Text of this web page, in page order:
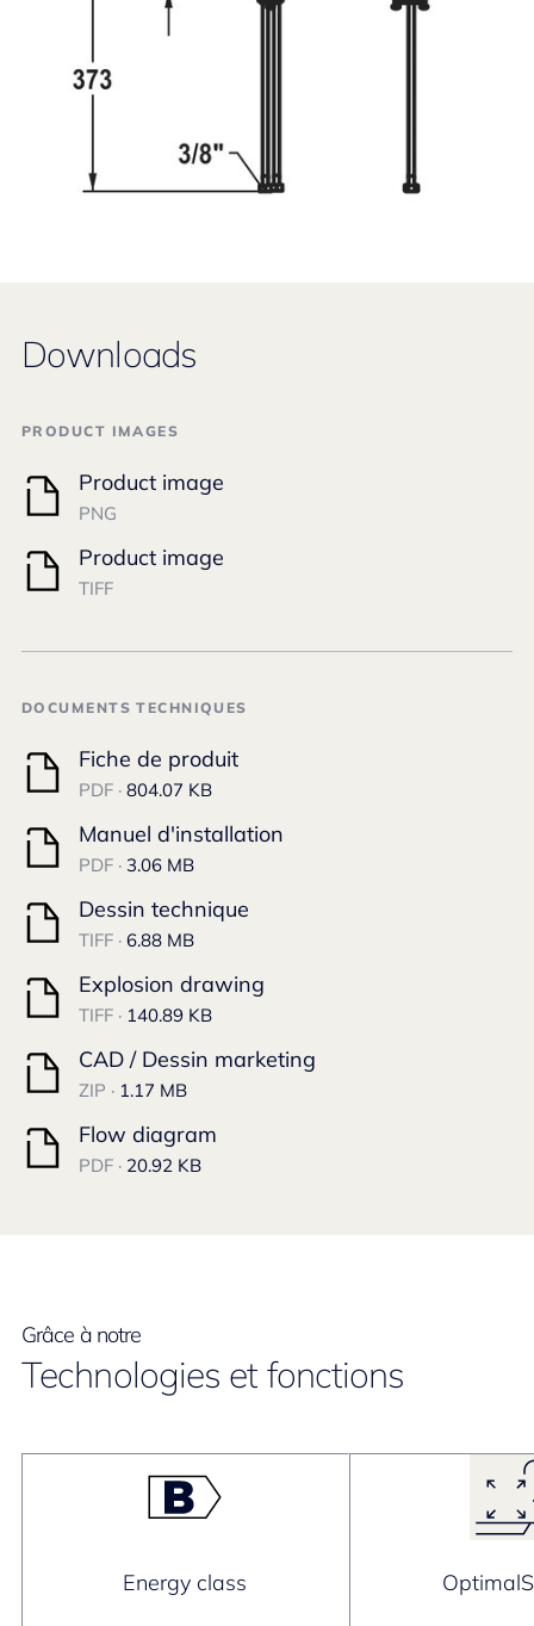
Downloads
PRODUCT IMAGES
Product image
PNG
Product image
TIFF
DOCUMENTS TECHNIQUES
Fiche de produit
PDF · 804.07 KB
Manuel d'installation
PDF · 3.06 MB
Dessin technique
TIFF · 6.88 MB
Explosion drawing
TIFF · 140.89 KB
CAD / Dessin marketing
ZIP · 1.17 MB
Flow diagram
PDF · 20.92 KB
Grâce à notre
Technologies et fonctions
Energy class